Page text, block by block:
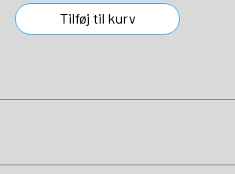
Tilføj til kurv